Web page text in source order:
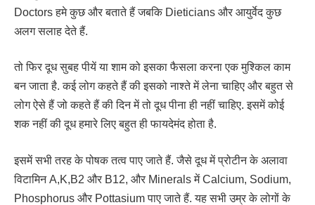
Doctors हमे कुछ और बताते हैं जबकि Dieticians और आयुर्वेद कुछ
अलग सलाह देते हैं.
तो फिर दूध सुबह पीयें या शाम को इसका फैसला करना एक मुश्किल काम
बन जाता है. कई लोग कहते हैं की इसको नाश्ते में लेना चाहिए और बहुत से
लोग ऐसे हैं जो कहते हैं की दिन में तो दूध पीना ही नहीं चाहिए. इसमें कोई
शक नहीं की दूध हमारे लिए बहुत ही फायदेमंद होता है.
इसमें सभी तरह के पोषक तत्व पाए जाते हैं. जैसे दूध में प्रोटीन के अलावा
विटामिन A,K,B2 और B12, और Minerals में Calcium, Sodium,
Phosphorus और Pottasium पाए जाते हैं. यह सभी उम्र के लोगों के